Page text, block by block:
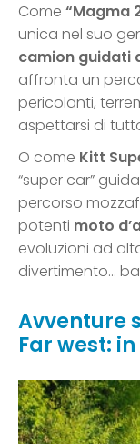
Come “Magma
unica nel suo
camion guidati
affronta un
pericolanti,
aspettarsi di
O come Kitt
“super car”
percorso
potenti moto
evoluzioni ad
divertimento…
Avventure
Far west: